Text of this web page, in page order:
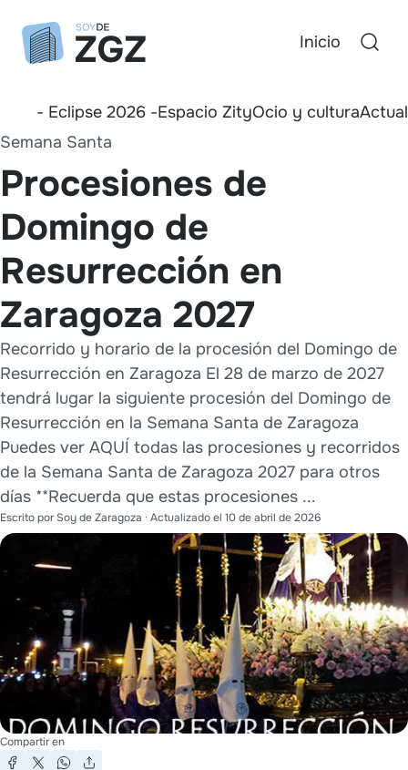
Inicio
- Eclipse 2026 -Espacio ZityOcio y cultura
Semana Santa
Procesiones de
Domingo de
Resurrección en
Zaragoza 2027
Recorrido y horario de la procesión del Domingo de
Resurrección en Zaragoza El 28 de marzo de 2027
tendrá lugar la siguiente procesión del Domingo de
Resurrección en la Semana Santa de Zaragoza
Puedes ver AQUÍ todas las procesiones y recorridos
de la Semana Santa de Zaragoza 2027 para otros
días **Recuerda que estas procesiones ...
Escrito porSoy de Zaragoza · Actualizado el 10 de abril de 2026
Compartir en